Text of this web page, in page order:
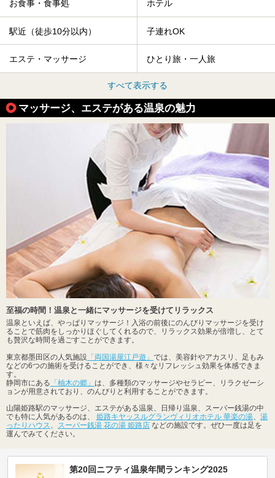
お食事・食事処 ホテル
駅近（徒歩10分以内） 子連れOK
エステ・マッサージ ひとり旅・一人旅
すべて表示する
マッサージ、エステがある温泉の魅力
至福の時間！温泉と一緒にマッサージを受けてリラックス
温泉といえば、やっぱりマッサージ！入浴の前後にのんびりマッサージを受け
ることで筋肉をしっかりほぐしてくれるので、リラックス効果が倍増し、とて
も贅沢な時間を過ごすことができます。
東京都墨田区の人気施設 「両国湯屋江戸遊」 では、美容針やアカスリ、足もみ
などの6つの施術を受けることができ、様々なリフレッシュ効果を体感できま
す。
静岡市にある 「柚木の郷」 は、多種類のマッサージやセラピー、リラクゼーシ
ョンが用意されており、のんびりと利用することができます。
山陽姫路駅のマッサージ、エステがある温泉、日帰り温泉、スーパー銭湯の中
でも特に人気があるのは、 姫路キヤッスルグランヴィリオホテル 華楽の湯
湯
ったりハウス
スーパー銭湯 花の湯 姫路店 などの施設です。ぜひ一度は足を
運んでみてください。
第20回ニフティ温泉年間ランキング2025